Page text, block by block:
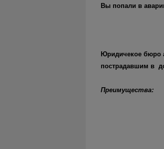
Вы попали в
Юридичекое бюро
пострадавшим в
Преимущества: